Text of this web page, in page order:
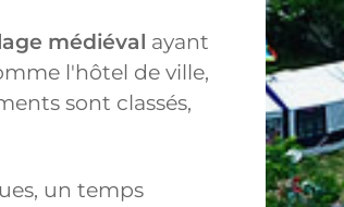
médiéval ayant
l'hôtel de ville,
sont classés,
un temps